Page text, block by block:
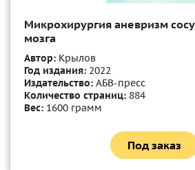
Микрохирургия аневризм
мозга
Автор: Крылов
Год издания: 2022
Издательство: АБВ-пресс
Количество страниц: 884
Вес: 1600 грамм
Под заказ